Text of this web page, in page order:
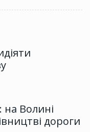
на Волині
дороги